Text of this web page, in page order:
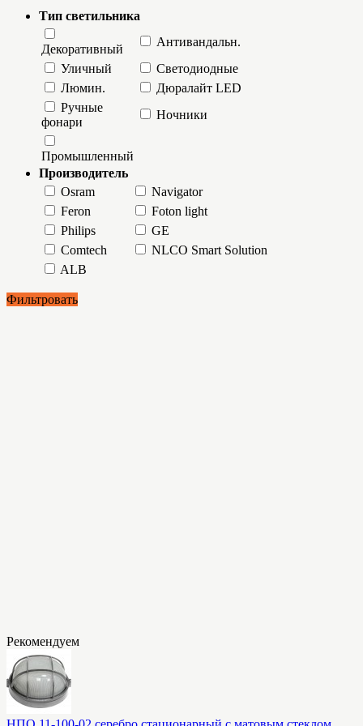
Тип светильника
Декоративный
Антивандальн.
Уличный
Светодиодные
Люмин.
Дюралайт LED
Ручные
фонари
Ночники
Промышленный
Производитель
Osram
Navigator
Feron
Foton light
Philips
GE
Comtech
NLCO Smart Solution
ALB
Фильтровать
Рекомендуем